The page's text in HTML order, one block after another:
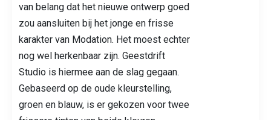
van belang dat het nieuwe ontwerp goed
zou aansluiten bij het jonge en frisse
karakter van Modation. Het moest echter
nog wel herkenbaar zijn. Geestdrift
Studio is hiermee aan de slag gegaan.
Gebaseerd op de oude kleurstelling,
groen en blauw, is er gekozen voor twee